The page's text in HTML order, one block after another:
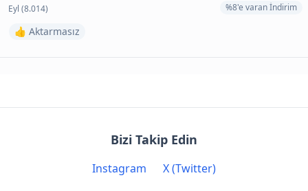
Eyl (8.014)
%8'e varan İndirim
👍 Aktarmasız
Bizi Takip Edin
Instagram X (Twitter)